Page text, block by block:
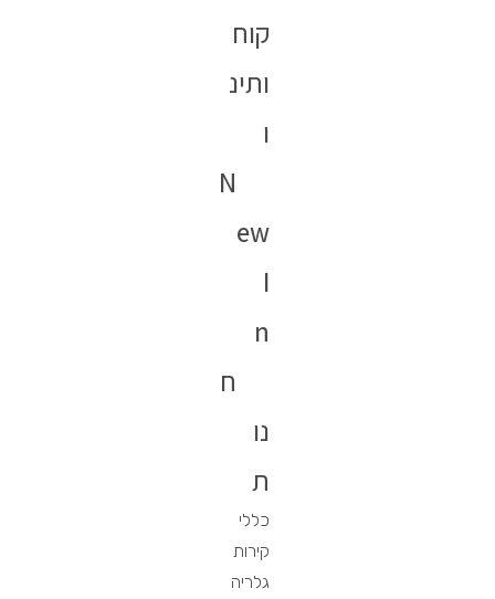
קוח
ותינ
ו
N
ew
I
n
ח
נו
ת
כללי
קירות
גלריה